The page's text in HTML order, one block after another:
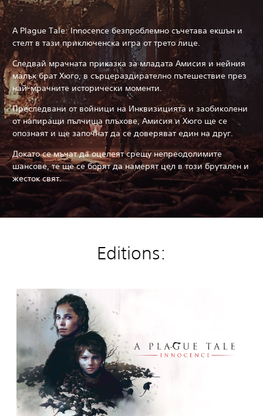
A Plague Tale: Innocence безпроблемно съчетава екшън и
стелт в тази приключенска игра от трето лице.
Следвай мрачната приказка за младата Амисия и нейния
малък брат Хюго, в сърцераздирателно пътешествие през
най-мрачните исторически моменти.
Преследвани от войници на Инквизицията и заобиколени
от напиращи пълчища плъхове, Амисия и Хюго ще се
опознаят и ще започнат да се доверяват един на друг.
Докато се мъчат да оцелеят срещу непреодолимите
шансове, те ще се борят да намерят цел в този брутален и
жесток свят.
Editions:
A
u
T
a
e